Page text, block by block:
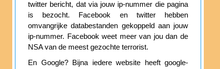
twitter bericht, dat via jouw ip-nummer die pagina
is bezocht. Facebook en twitter hebben
omvangrijke databestanden gekoppeld aan jouw
ip-nummer. Facebook weet meer van jou dan de
NSA van de meest gezochte terrorist.
En Google? Bijna iedere website heeft google-